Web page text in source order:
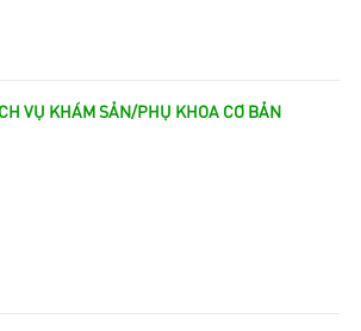
VỤ KHÁM SẢN/PHỤ KHOA CƠ BẢN